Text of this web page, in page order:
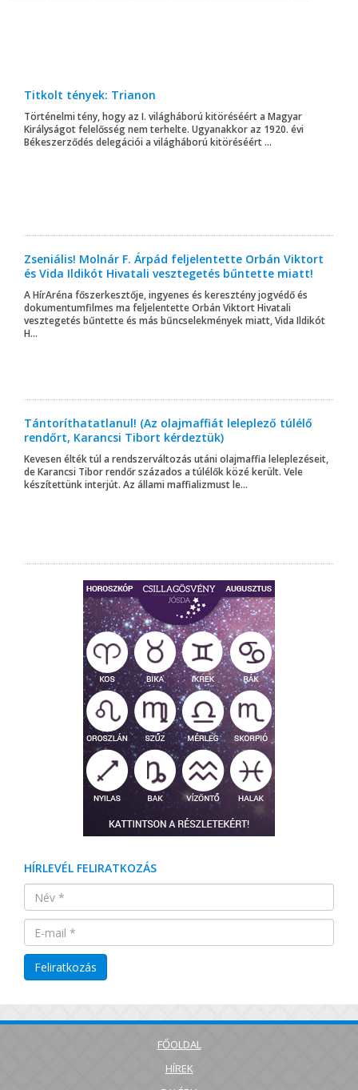
Titkolt tények: Trianon
Történelmi tény, hogy az I. világháború kitöréséért a Magyar
Királyságot felelősség nem terhelte. Ugyanakkor az 1920. évi
Békeszerződés delegációi a világháború kitöréséért ...
Zseniális! Molnár F. Árpád feljelentette Orbán Viktort
és Vida Ildikót Hivatali vesztegetés bűntette miatt!
A HírAréna főszerkesztője, ingyenes és keresztény jogvédő és
dokumentumfilmes ma feljelentette Orbán Viktort Hivatali
vesztegetés bűntette és más bűncselekmények miatt, Vida Ildikót
H...
Tántoríthatatlanul! (Az olajmaffiát leleplező túlélő
rendőrt, Karancsi Tibort kérdeztük)
Kevesen élték túl a rendszerváltozás utáni olajmaffia leleplezéseit,
de Karancsi Tibor rendőr százados a túlélők közé került. Vele
készítettünk interjút. Az állami maffializmust le...
HÍRLEVÉL FELIRATKOZÁS
FŐOLDAL
HÍREK